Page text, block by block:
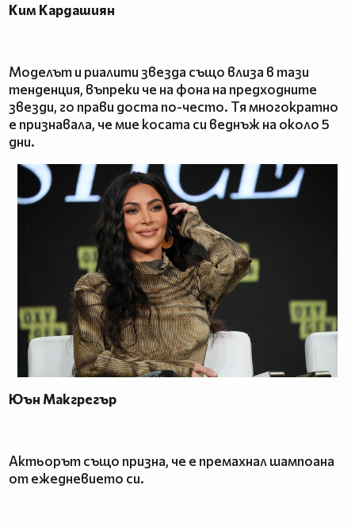
Ким Кардашиян
Моделът и риалити звезда също влиза в тази
тенденция, въпреки че на фона на предходните
звезди, го прави доста по-често. Тя многократно
е признавала, че мие косата си веднъж на около 5
дни.
Юън Макгрегър
Актьорът също призна, че е премахнал шампоана
от ежедневието си.